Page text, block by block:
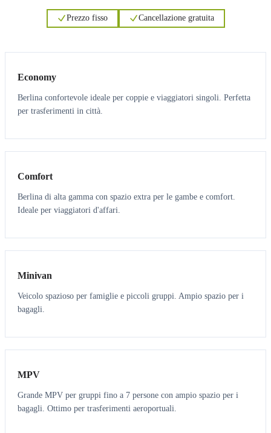
Prezzo fisso Cancellazione gratuita
Economy
Berlina confortevole ideale per coppie e viaggiatori singoli. Perfetta
per trasferimenti in città.
3 3
Comfort
Berlina di alta gamma con spazio extra per le gambe e comfort.
Ideale per viaggiatori d'affari.
6 5
Minivan
Veicolo spazioso per famiglie e piccoli gruppi. Ampio spazio per i
bagagli.
7 7
MPV
Grande MPV per gruppi fino a 7 persone con ampio spazio per i
bagagli. Ottimo per trasferimenti aeroportuali.